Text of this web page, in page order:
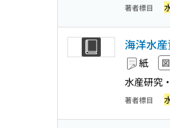
著者標目
海洋水
紙
水産研究
著者標目